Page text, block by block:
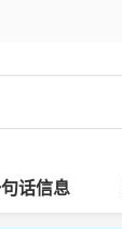
话信息